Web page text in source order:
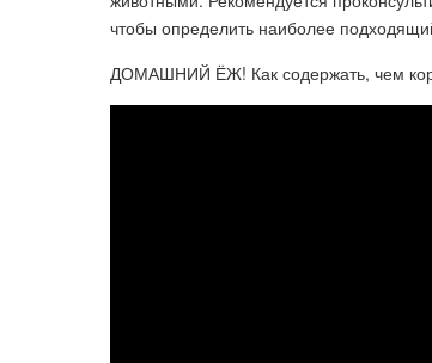
чтобы определить наиболее
ДОМАШНИЙ ЁЖ! Как содержать, чем